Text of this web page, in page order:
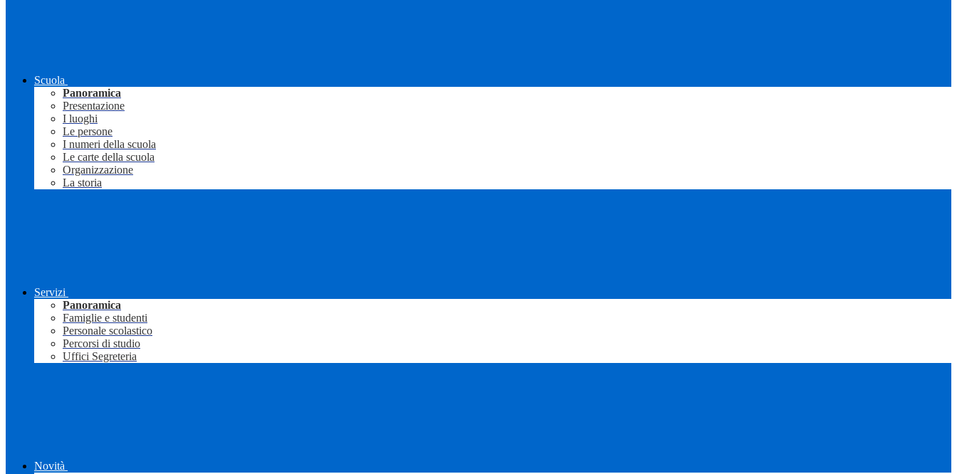
Scuola
Panoramica
Presentazione
I luoghi
Le persone
I numeri della scuola
Le carte della scuola
Organizzazione
La storia
Servizi
Panoramica
Famiglie e studenti
Personale scolastico
Percorsi di studio
Uffici Segreteria
Novità